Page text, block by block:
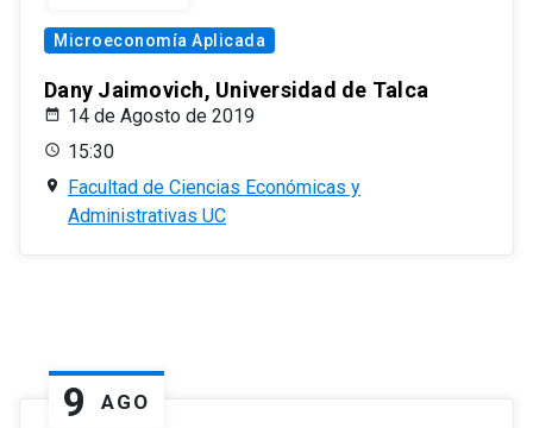
Microeconomía Aplicada
Dany Jaimovich, Universidad de Talca
14 de Agosto de 2019
15:30
Facultad de Ciencias Económicas y
Administrativas UC
9 AGO